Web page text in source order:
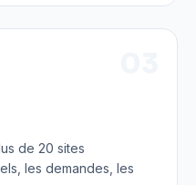
de 20 sites
les demandes, les